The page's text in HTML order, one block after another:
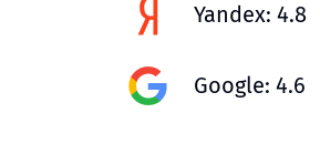
Yandex: 4.8
Google: 4.6